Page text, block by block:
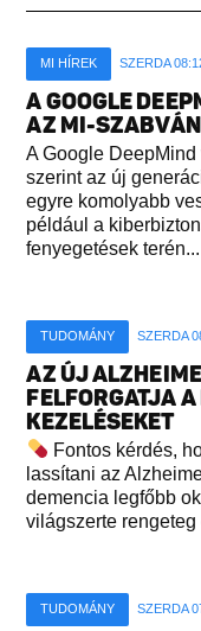
MI HÍREK SZERDA
A GOOGLE
AZ MI-
A Google
szerint az új
egyre komolyabb
például a
fenyegetések terén...
TUDOMÁNY SZERDA
AZ ÚJ
FELFORGATJA
KEZELÉSEKET
Fontos kérdés,
lassítani az
demencia legfőbb
világszerte rengeteg
TUDOMÁNY SZERDA